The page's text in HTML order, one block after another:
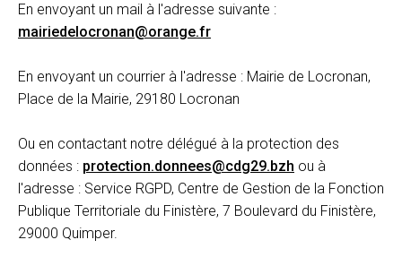
En envoyant un mail à l'adresse suivante :
mairiedelocronan@orange.fr
En envoyant un courrier à l'adresse : Mairie de Locronan,
Place de la Mairie, 29180 Locronan
Ou en contactant notre délégué à la protection des
données : protection.donnees@cdg29.bzh ou à
l'adresse : Service RGPD, Centre de Gestion de la Fonction
Publique Territoriale du Finistère, 7 Boulevard du Finistère,
29000 Quimper.